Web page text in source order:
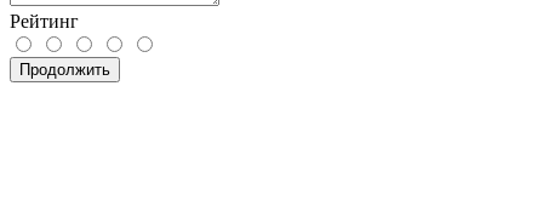
Рейтинг
Продолжить